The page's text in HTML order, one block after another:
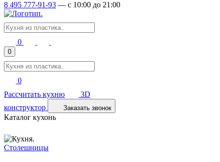
8 495 777-91-93 — c 10:00 до 21:00
0
0
0
Рассчитать кухню
3D
конструктор
Заказать звонок
Каталог кухонь
Столешницы